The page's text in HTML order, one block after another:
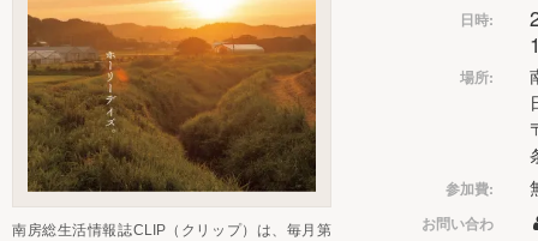
日時:
場所:
参加費:
お問い合わ
南房総生活情報誌CLIP（クリップ）は、毎月第